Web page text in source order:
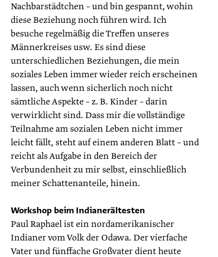
Nachbarstädtchen – und bin gespannt, wohin
diese Beziehung noch führen wird. Ich
besuche regelmäßig die Treffen unseres
Männerkreises usw. Es sind diese
unterschiedlichen Beziehungen, die mein
soziales Leben immer wieder reich erscheinen
lassen, auch wenn sicherlich noch nicht
sämtliche Aspekte – z. B. Kinder – darin
verwirklicht sind. Dass mir die vollständige
Teilnahme am sozialen Leben nicht immer
leicht fällt, steht auf einem anderen Blatt – und
reicht als Aufgabe in den Bereich der
Verbundenheit zu mir selbst, einschließlich
meiner Schattenanteile, hinein.
Workshop beim Indianerältesten
Paul Raphael ist ein nordamerikanischer
Indianer vom Volk der Odawa. Der vierfache
Vater und fünffache Großvater dient heute